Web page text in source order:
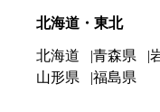
北海道・東北
北海道 青森県
山形県
福島県